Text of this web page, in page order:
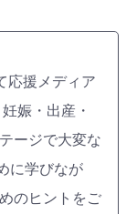
応援メディア
娠・出産・
ージで大変な
に学びなが
のヒントをご